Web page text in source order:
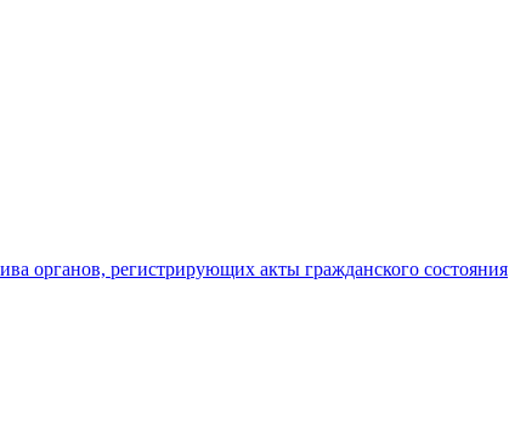
органов, регистрирующих акты гражданского состояния